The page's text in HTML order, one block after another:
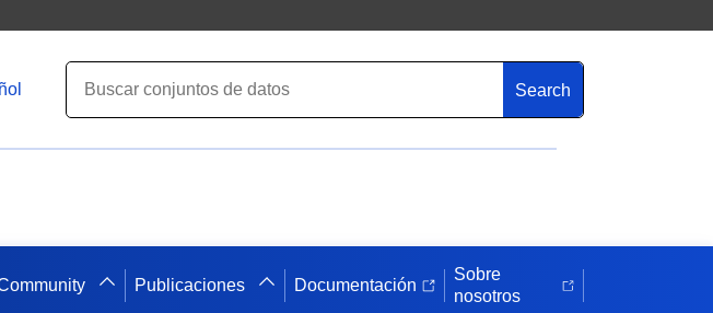
Search
Publicaciones Documentación
Sobre
nosotros